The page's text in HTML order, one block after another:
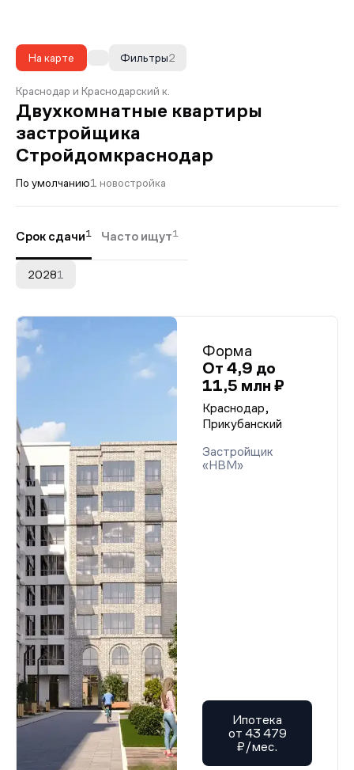
На карте 2
Фильтры
Краснодар и Краснодарский к.
Двухкомнатные квартиры
застройщика
Стройдомкраснодар
По умолчанию1 новостройка
Срок сдачи1 Часто ищут1
20281
Форма
От 4,9 до
11,5 млн ₽
Краснодар,
Прикубанский
Застройщик
«НВМ»
Ипотека
от 43 479
₽/мес.